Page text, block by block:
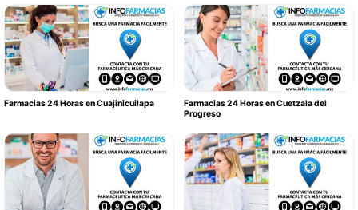
Farmacias 24 Horas en Cuajinicuilapa
Farmacias 24 Horas en Cuetzala del
Progreso